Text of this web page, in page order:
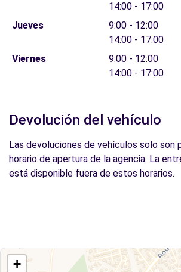
14:00 - 17:00
Jueves
9:00 - 12:00
14:00 - 17:00
Viernes
9:00 - 12:00
14:00 - 17:00
Devolución del vehículo
Las devoluciones de vehículos solo son
horario de apertura de la agencia. La
está disponible fuera de estos horarios.
+